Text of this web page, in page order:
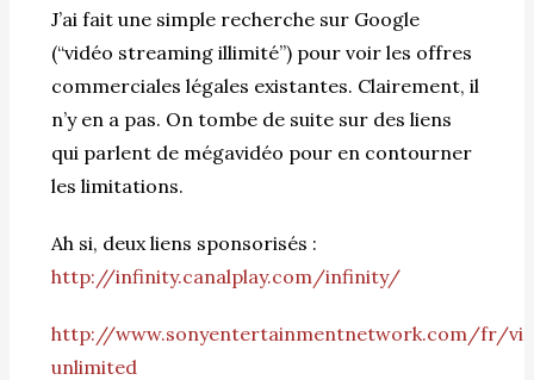
J’ai fait une simple recherche sur Google
(“vidéo streaming illimité”) pour voir les offres
commerciales légales existantes. Clairement, il
n’y en a pas. On tombe de suite sur des liens
qui parlent de mégavidéo pour en contourner
les limitations.
Ah si, deux liens sponsorisés :
http://infinity.canalplay.com/infinity/
http://www.sonyentertainmentnetwork.com/fr/
unlimited